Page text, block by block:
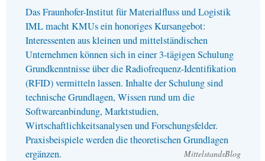
Das Fraunhofer-Institut für Materialfluss und Logistik
IMLmachtKMUs ein honoriges Kursangebot:
Interessenten aus kleinen und mittelständischen
Unternehmen können sich in einer 3-tägigen Schulung
Grundkenntnisse über die Radiofrequenz-Identifikation
(RFID) vermitteln lassen. Inhalte der Schulung sind
technische Grundlagen, Wissen rund um die
Softwareanbindung, Marktstudien,
Wirtschaftlichkeitsanalysen und Forschungsfelder.
Praxisbeispiele werden die theoretischen Grundlagen
ergänzen.
MittelstandsBlog